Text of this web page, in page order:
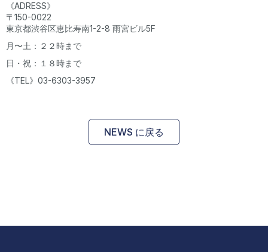
《ADRESS》
〒150-0022
東京都渋谷区恵比寿南1-2-8 雨宮ビル5F
月〜土：２２時まで
日・祝：１８時まで
《TEL》03-6303-3957
NEWS に戻る